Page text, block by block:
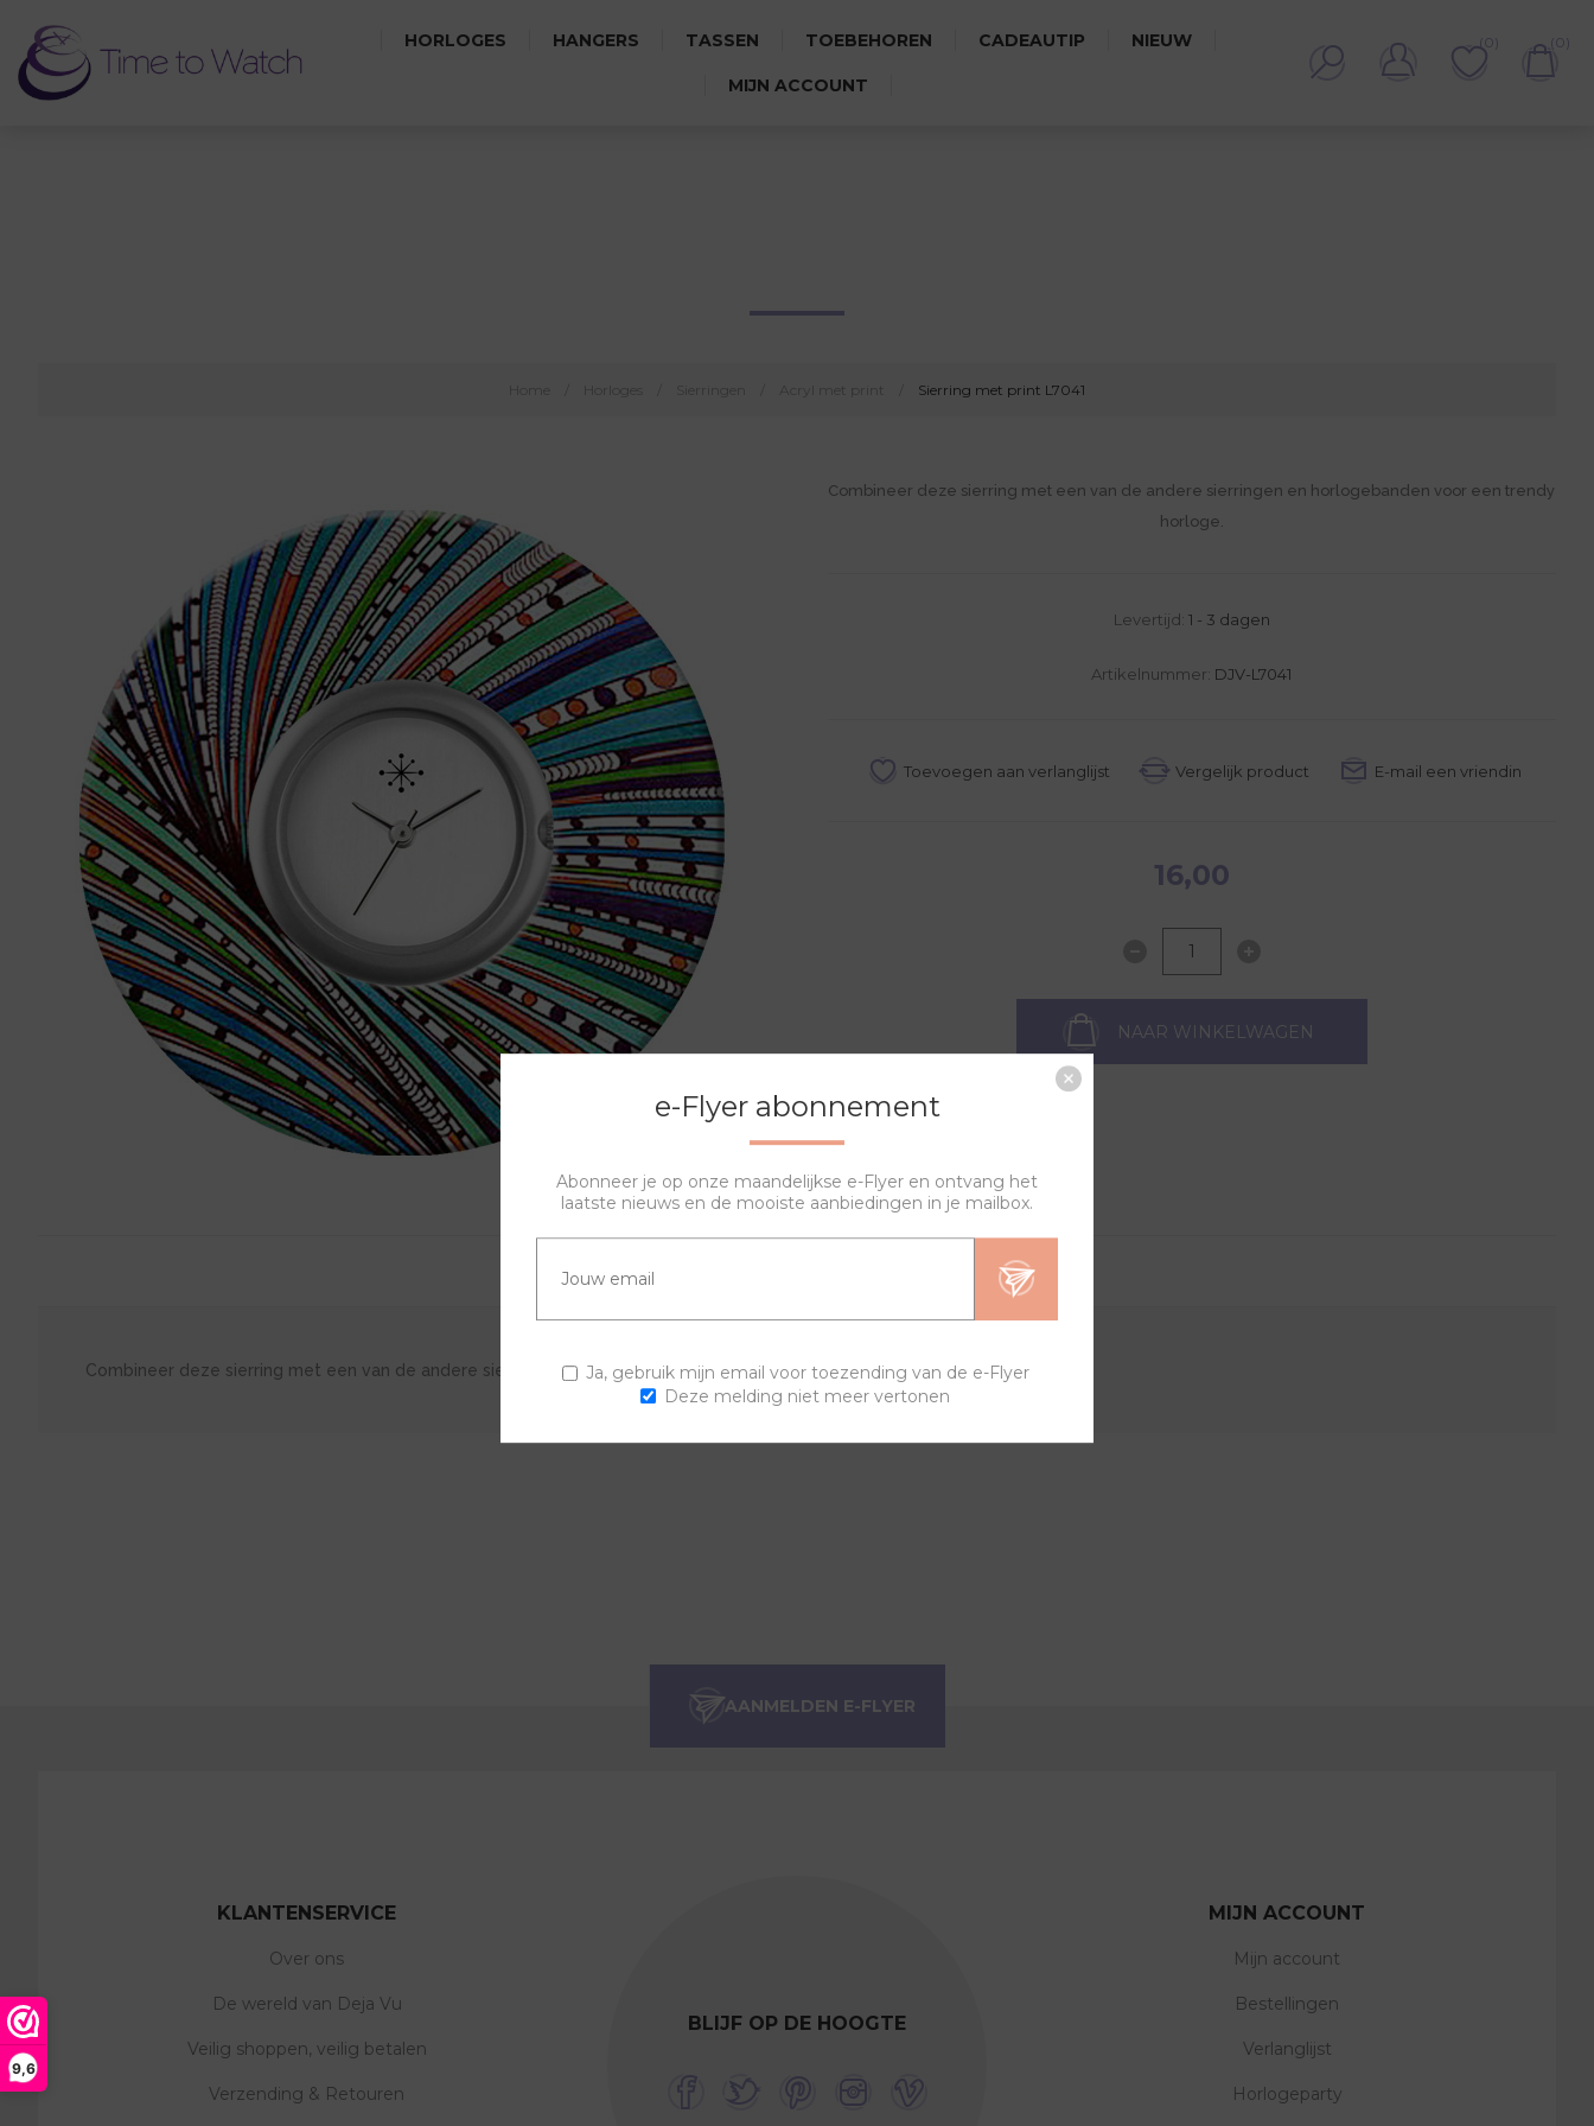
9,6
HORLOGES HANGERS TASSEN TOEBEHOREN CADEAUTIP NIEUW
MIJN ACCOUNT
(0) (0)
Sierring met print L7041
Combineer deze sierring met een van de andere sierringen en horlogebanden voor een trendy
horloge.
Levertijd: 1 - 3 dagen
Artikelnummer: DJV-L7041
16,00
NAAR WINKELWAGEN
OVERZICHT VRAGEN?
Combineer deze sierring met een van de andere sierringen en horlogebanden voor een trendy horloge.
BLIJF OP DE HOOGTE
KLANTENSERVICE
Over ons
De wereld van Deja Vu
Veilig shoppen, veilig betalen
Verzending & Retouren
MIJN ACCOUNT
Mijn account
Bestellingen
Verlanglijst
Horlogeparty
e-Flyer abonnement
Abonneer je op onze maandelijkse e-Flyer en ontvang het
laatste nieuws en de mooiste aanbiedingen in je mailbox.
Ja, gebruik mijn email voor toezending van de e-Flyer
Deze melding niet meer vertonen